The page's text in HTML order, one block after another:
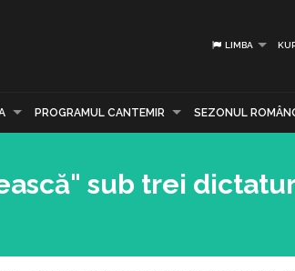
LIMBA
PROGRAMUL CANTEMIR SEZONUL
sub trei